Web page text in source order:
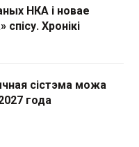
НКА і новае
Хронікі
сістэма можа
года